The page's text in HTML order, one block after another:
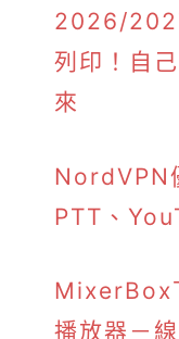
2026/
列印！自
來
NordVPN
PTT、
MixerBox
播放器－